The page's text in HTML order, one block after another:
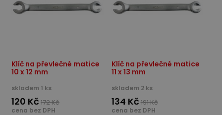
Klíč na převlečné matice
10 x 12 mm
skladem 1 ks
120 Kč 172 Kč
cena bez DPH
Klíč na převlečné matice
11 x 13 mm
skladem 2 ks
134 Kč 191 Kč
cena bez DPH